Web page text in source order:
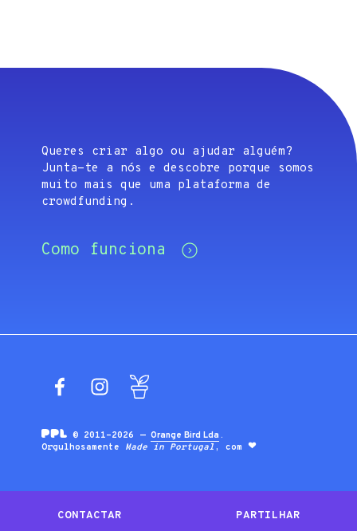
CONTACTAR PARTILHAR
Queres criar algo ou ajudar alguém?
Junta-te a nós e descobre porque somos
muito mais que uma plataforma de
crowdfunding.
Como funciona
FacebookInstagram
© 2011-2026 —Orange Bird Lda .
Orgulhosamente Made in Portugal , com